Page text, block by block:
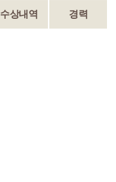
수상내역 경력